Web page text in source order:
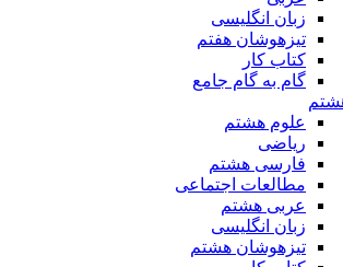
زبان انگلیسی
تیزهوشان هفتم
کتاب کار
گام به گام جامع
علوم هشتم
ریاضی
فارسی هشتم
مطالعات اجتماعی
عربی هشتم
زبان انگلیسی
تیزهوشان هشتم